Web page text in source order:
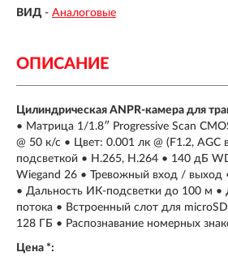
ВИД - Аналоговые
ОПИСАНИЕ
Цилиндрическая ANPR-камера для
• Матрица 1/1.8″ Progressive Scan
@ 50 к/с • Цвет: 0.001 лк @ (F1.2, AGC
подсветкой • H.265, H.264 • 140 дБ
Wiegand 26 • Тревожный вход / выход
• Дальность ИК-подсветки до 100 м •
потока • Встроенный слот для
128 ГБ • Распознавание номерных
Цена *: